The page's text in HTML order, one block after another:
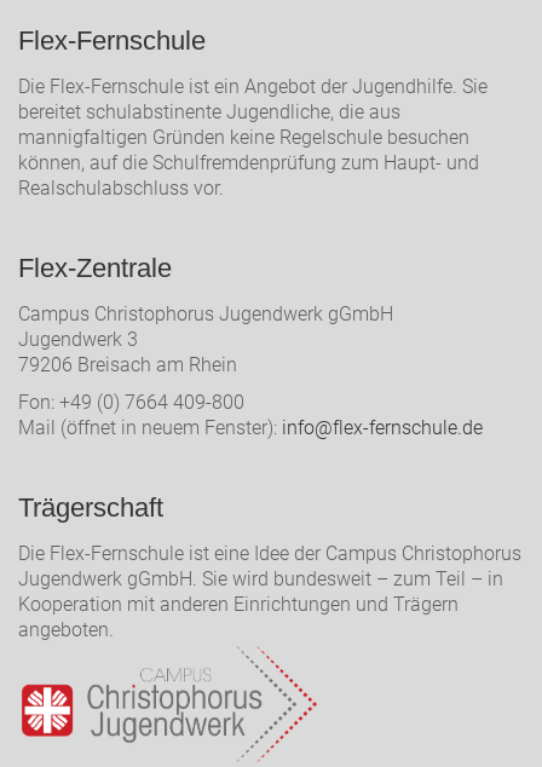
Flex-Fernschule
Die Flex-Fernschule ist ein Angebot der Jugendhilfe. Sie
bereitet schulabstinente Jugendliche, die aus
mannigfaltigen Gründen keine Regelschule besuchen
können, auf die Schulfremdenprüfung zum Haupt- und
Realschulabschluss vor.
Flex-Zentrale
Campus Christophorus Jugendwerk gGmbH
Jugendwerk 3
79206 Breisach am Rhein
Fon: +49 (0) 7664 409-800
Mail (öffnet in neuem Fenster): info@flex-fernschule.de
Trägerschaft
Die Flex-Fernschule ist eine Idee der Campus Christophorus
Jugendwerk gGmbH. Sie wird bundesweit – zum Teil – in
Kooperation mit anderen Einrichtungen und Trägern
angeboten.